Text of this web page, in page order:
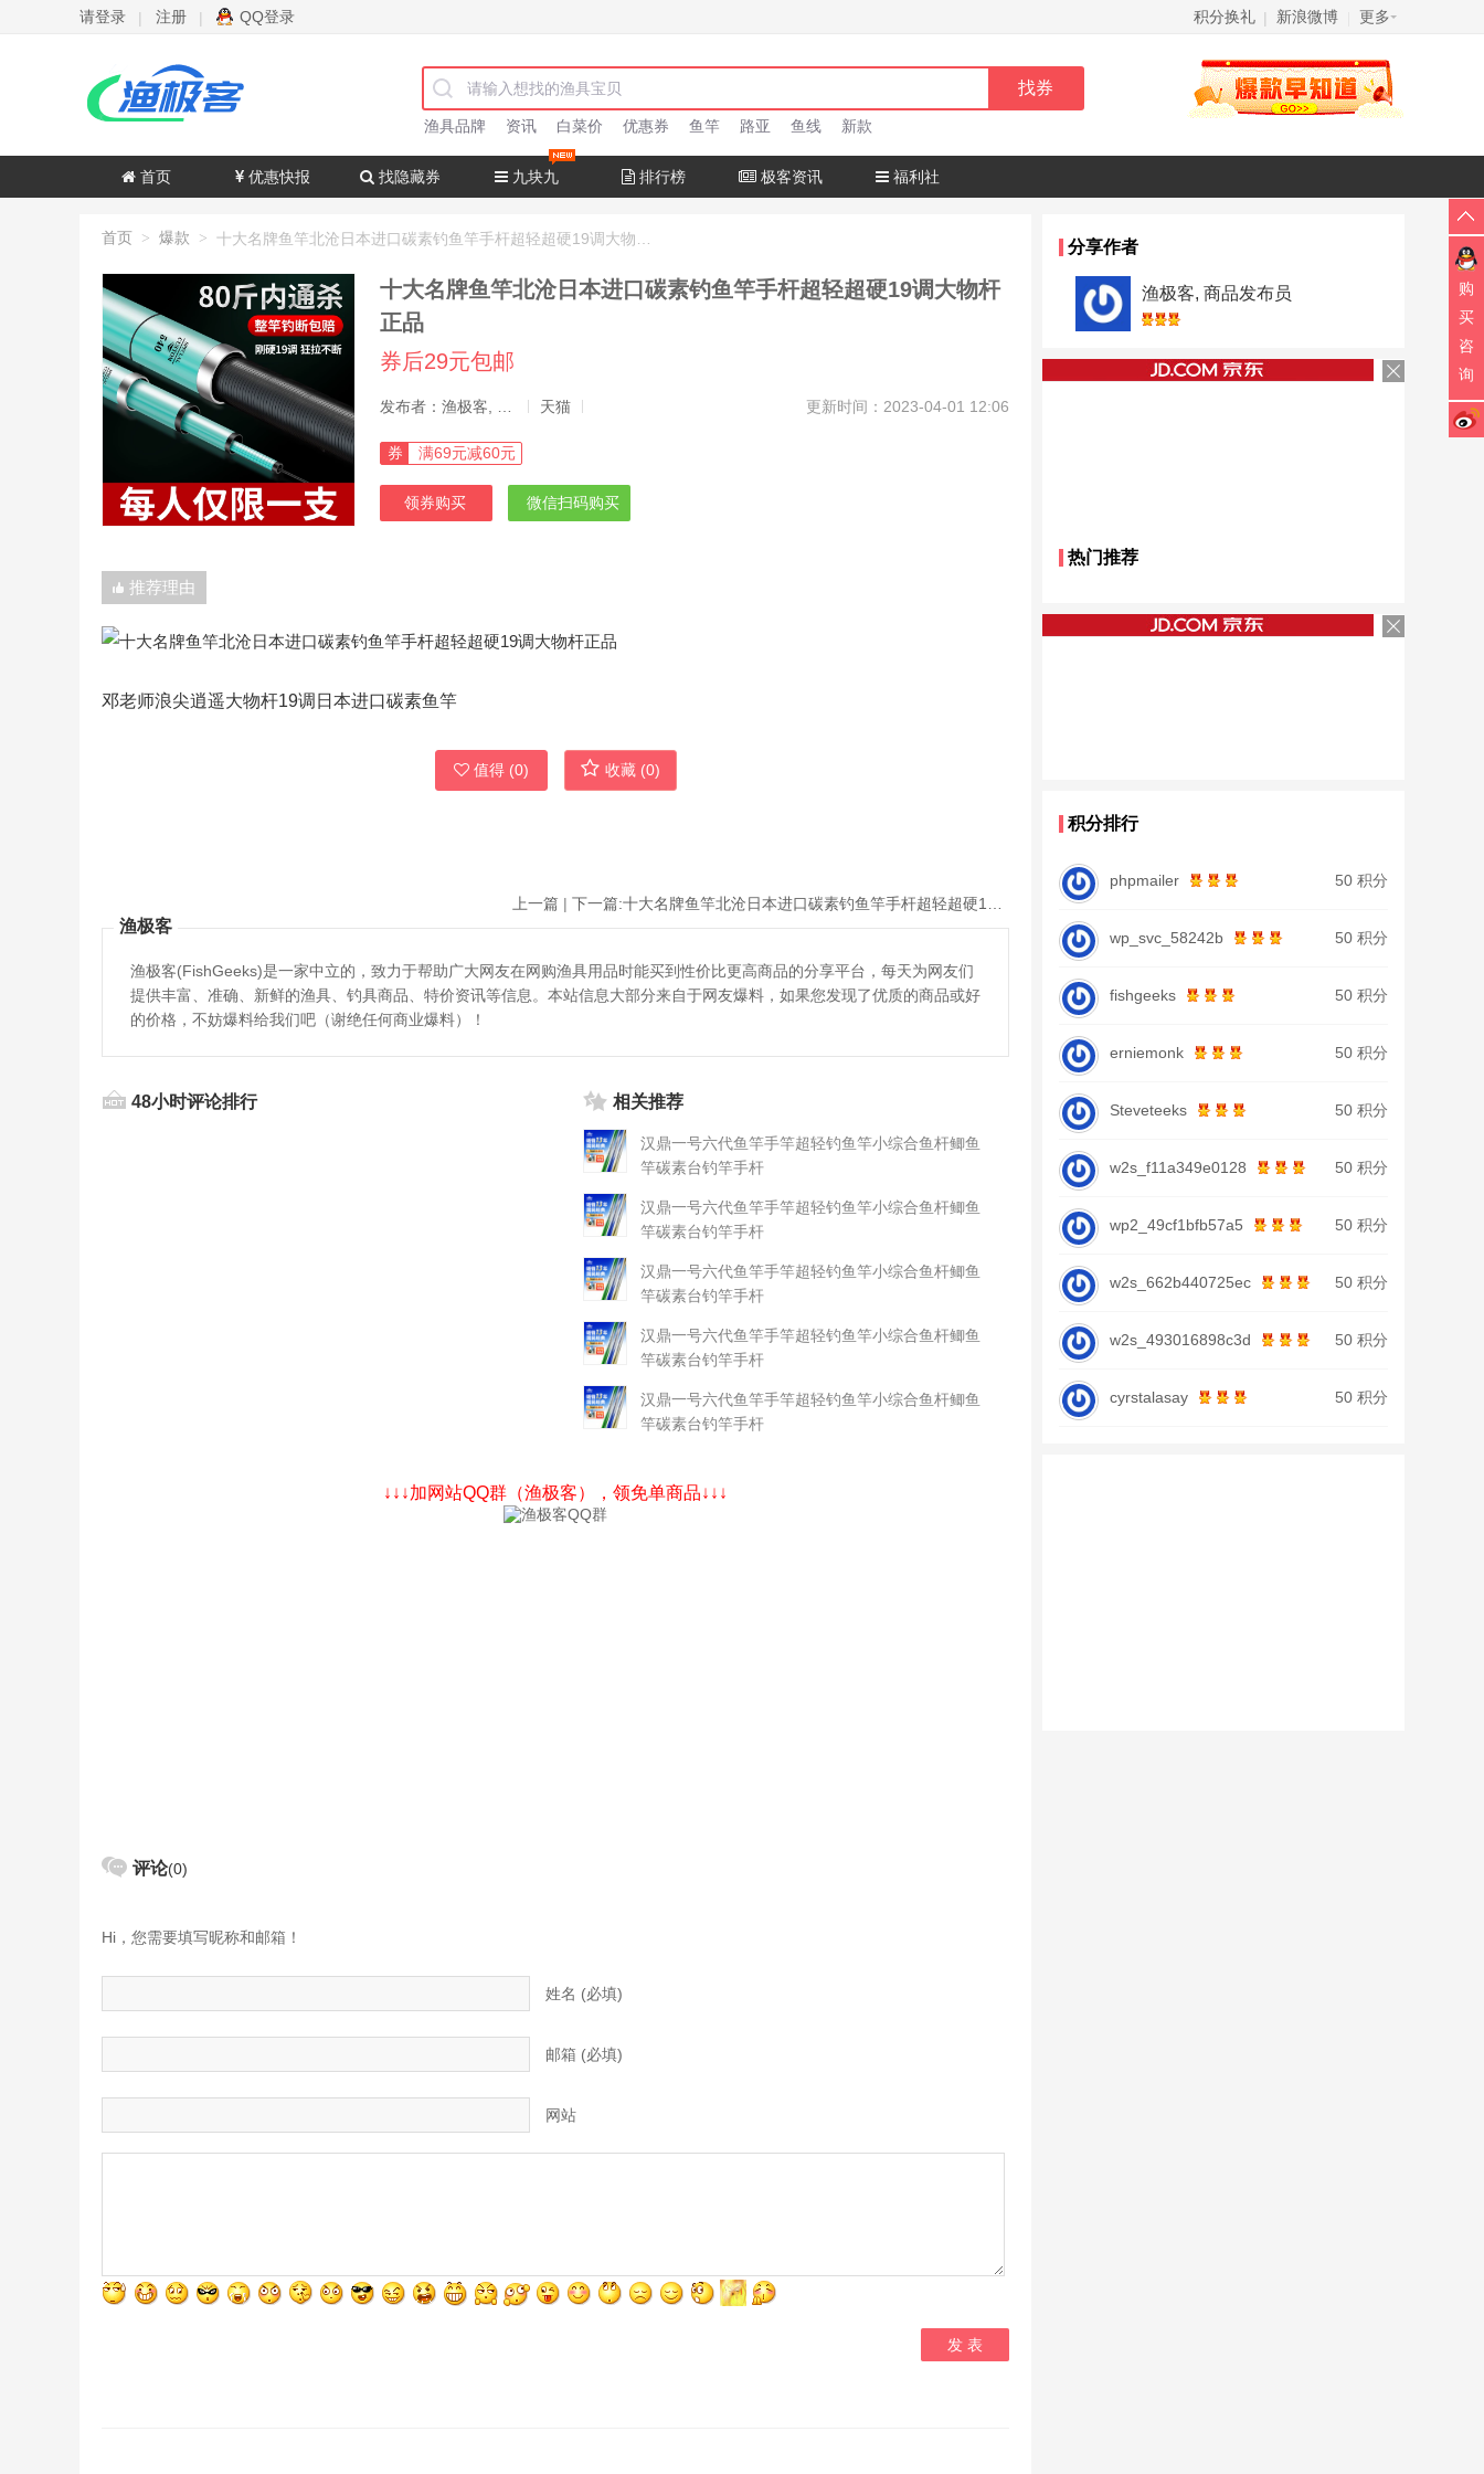
请登录 | 注册 | QQ登录 积分换礼 | 新浪微博 更多
渔具品牌 资讯 白菜价 优惠券 鱼竿 路亚 鱼线 新款
首页 优惠快报 找隐藏券 九块九 排行榜 极客资讯 福利社
首页 > 爆款 >
十大名牌鱼竿北沧日本进口碳素钓鱼竿手杆超轻超硬19调大物杆
正品
券后29元包邮
天猫 更新时间：2023-04-01 12:06
券 满69元减60元
领券购买 微信扫码购买
推荐理由
邓老师浪尖逍遥大物杆19调日本进口碳素鱼竿
值得 (0) 收藏 (0)
上一篇 | 下一篇:
渔极客
渔极客(FishGeeks)是一家中立的，致力于帮助广大网友在网购渔具用品时能买到性价比更高商品的分享平台，每天为网友们
提供丰富、准确、新鲜的渔具、钓具商品、特价资讯等信息。本站信息大部分来自于网友爆料，如果您发现了优质的商品或好
的价格，不妨爆料给我们吧（谢绝任何商业爆料）！
48小时评论排行 相关推荐
汉鼎一号六代鱼竿手竿超轻钓鱼竿小综合鱼杆鲫鱼
竿碳素台钓竿手杆
汉鼎一号六代鱼竿手竿超轻钓鱼竿小综合鱼杆鲫鱼
竿碳素台钓竿手杆
汉鼎一号六代鱼竿手竿超轻钓鱼竿小综合鱼杆鲫鱼
竿碳素台钓竿手杆
汉鼎一号六代鱼竿手竿超轻钓鱼竿小综合鱼杆鲫鱼
竿碳素台钓竿手杆
汉鼎一号六代鱼竿手竿超轻钓鱼竿小综合鱼杆鲫鱼
竿碳素台钓竿手杆
↓↓↓加网站QQ群（渔极客），领免单商品↓↓↓
评论(0)
Hi，您需要填写昵称和邮箱！
姓名 (必填)
邮箱 (必填)
网站
分享作者
渔极客, 商品发布员
热门推荐
积分排行
phpmailer 50 积分
wp_svc_58242b 50 积分
fishgeeks 50 积分
erniemonk 50 积分
Steveteeks 50 积分
w2s_f11a349e0128 50 积分
wp2_49cf1bfb57a5 50 积分
w2s_662b440725ec 50 积分
w2s_493016898c3d 50 积分
cyrstalasay 50 积分
购
买
咨
询